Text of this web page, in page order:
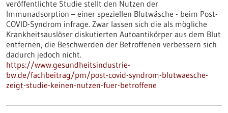
veröffentlichte Studie stellt den Nutzen der
Immunadsorption – einer speziellen Blutwäsche - beim Post-
COVID-Syndrom infrage. Zwar lassen sich die als mögliche
Krankheitsauslöser diskutierten Autoantikörper aus dem Blut
entfernen, die Beschwerden der Betroffenen verbessern sich
dadurch jedoch nicht.
https://www.gesundheitsindustrie-
bw.de/fachbeitrag/pm/post-covid-syndrom-blutwaesche-
zeigt-studie-keinen-nutzen-fuer-betroffene